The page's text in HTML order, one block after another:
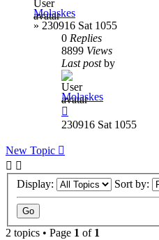
Molaskes
» 230916 Sat 1055
0 Replies
8899 Views
Last postby
Molaskes
230916 Sat 1055
New Topic
Display: Sort by:
2 topics • Page 1 of 1